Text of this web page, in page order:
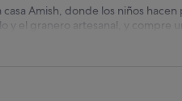
Amish, donde los niños
y el granero artesanal, y compre